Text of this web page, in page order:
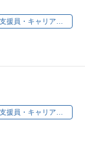
支援職（支援員・キャリアアドバイザー）
支援職（支援員・キャリアアドバイザー）